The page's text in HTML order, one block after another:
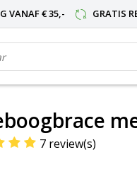
VANAF € 35,- GRATIS
7 review(s)